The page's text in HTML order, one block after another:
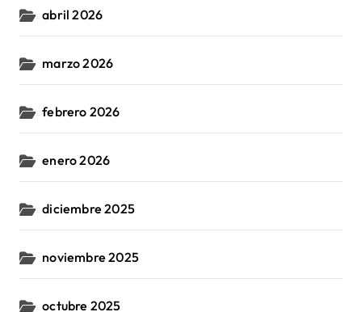
abril 2026
marzo 2026
febrero 2026
enero 2026
diciembre 2025
noviembre 2025
octubre 2025